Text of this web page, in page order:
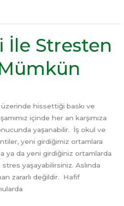
İle Stresten
hissettiği baskı ve
içinde her an karşımıza
yaşanabilir. İş okul ve
yeni girdiğimiz ortamlara
ya da yeni girdiğiniz ortamlarda
stres yaşayabilirsiniz. Aslında
zararlı değildir. Hafif